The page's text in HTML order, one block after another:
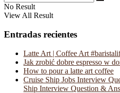
No Result
View All Result
Entradas recientes
Latte Art | Coffee Art
Jak zrobić dobre espresso w
How to pour a latte art coffee
Cruise Ship Jobs Interview
Ship Interview Question &